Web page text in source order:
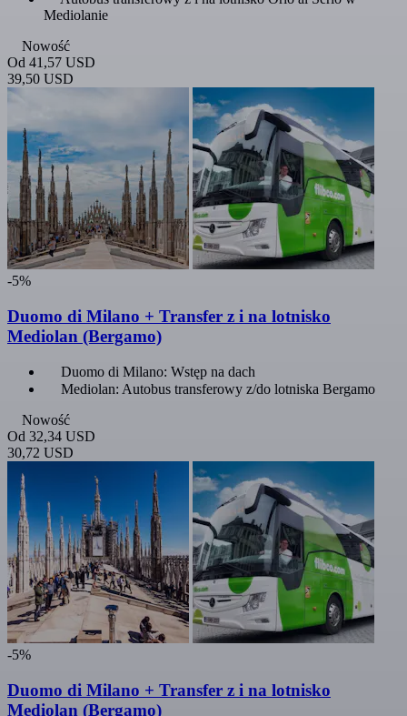
Mediolanie
Nowość
Od 41,57 USD
39,50 USD
-5%
Duomo di Milano + Transfer z i na lotnisko
Mediolan (Bergamo)
Duomo di Milano: Wstęp na dach
Mediolan: Autobus transferowy z/do lotniska Bergamo
Nowość
Od 32,34 USD
30,72 USD
-5%
Duomo di Milano + Transfer z i na lotnisko
Mediolan (Bergamo)